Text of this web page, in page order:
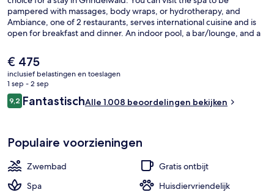
pampered with massages, body wraps, or hydrotherapy, and
Ambiance, one of 2 restaurants, serves international cuisine and is
open for breakfast and dinner. An indoor pool, a bar/lounge, and a
great marks from fellow travelers.
De
huidige
prijs
is
€ 475
€ 475
inclusief belastingen en toeslagen
1 sep - 2 sep
Beoordelingen
9,29,2 op 10 –
FantastischAlle 1.008 beoordelingen bekijken
Populaire voorzieningen
Zwembad
Gratis ontbijt
Spa
Huisdiervriendelijk